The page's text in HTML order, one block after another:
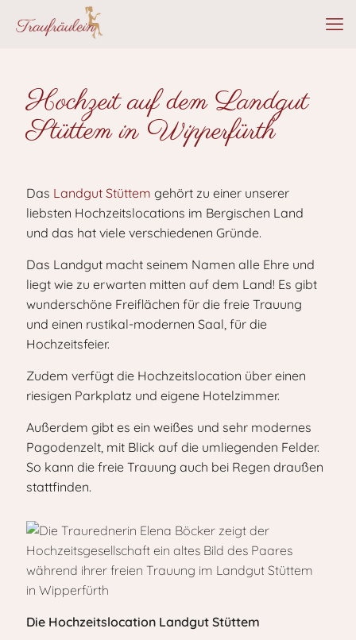
Hochzeit auf dem Landgut
Stüttem in Wipperfürth
Das Landgut Stüttem gehört zu einer unserer
liebsten Hochzeitslocations im Bergischen Land
und das hat viele verschiedenen Gründe.
Das Landgut macht seinem Namen alle Ehre und
liegt wie zu erwarten mitten auf dem Land! Es gibt
wunderschöne Freiflächen für die freie Trauung
und einen rustikal-modernen Saal, für die
Hochzeitsfeier.
Zudem verfügt die Hochzeitslocation über einen
riesigen Parkplatz und eigene Hotelzimmer.
Außerdem gibt es ein weißes und sehr modernes
Pagodenzelt, mit Blick auf die umliegenden Felder.
So kann die freie Trauung auch bei Regen draußen
stattfinden.
Die Hochzeitslocation Landgut Stüttem